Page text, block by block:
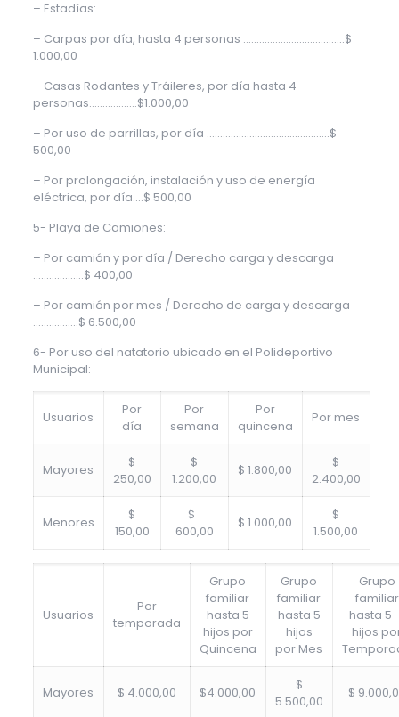
– Estadías:
– Carpas por día, hasta 4 personas ………………………………..$
1.000,00
– Casas Rodantes y Tráileres, por día hasta 4
personas………………$1.000,00
– Por uso de parrillas, por día ……………………………………….$
500,00
– Por prolongación, instalación y uso de energía
eléctrica, por día….$ 500,00
5- Playa de Camiones:
– Por camión y por día / Derecho carga y descarga
…………….…$ 400,00
– Por camión por mes / Derecho de carga y descarga
……………..$ 6.500,00
6- Por uso del natatorio ubicado en el Polideportivo
Municipal:
Usuarios
Por
día
Por
semana
Por
quincena
Por mes
Mayores
$
250,00
$
1.200,00
$ 1.800,00
$
2.400,00
Menores
$
150,00
$
600,00
$ 1.000,00
$
1.500,00
Usuarios
Por
temporada
Grupo
familiar
hasta 5
hijos por
Quincena
Grupo
familiar
hasta 5
hijos
por Mes
Grupo
familiar
hasta
hijos
Mayores $ 4.000,00 $4.000,00
$
5.500,00
$